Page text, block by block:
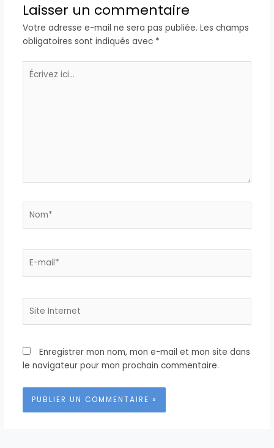
Laisser un commentaire
Votre adresse e-mail ne sera pas publiée. Les champs
obligatoires sont indiqués avec *
Écrivez
ici…
mail*
Internet
Enregistrer mon nom, mon e-mail et mon site dans
le navigateur pour mon prochain commentaire.